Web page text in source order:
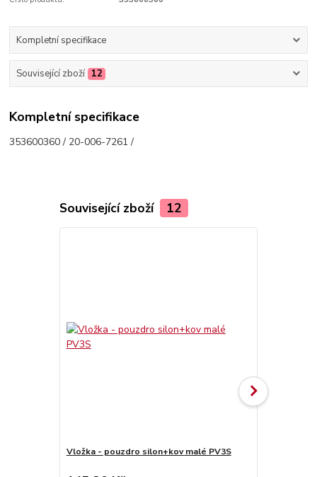
Kompletní specifikace
Související zboží 12
Kompletní specifikace
353600360 / 20-006-7261 /
Související zboží 12
Vložka - pouzdro silon+kov malé PV3S